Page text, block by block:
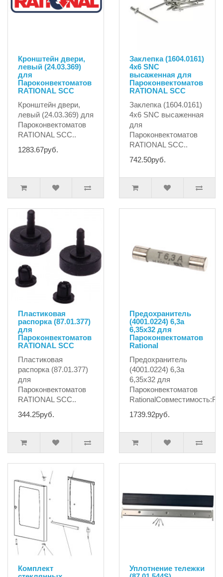
Кронштейн двери,
левый (24.03.369)
для
Пароконвектоматов
RATIONAL SCC
Кронштейн двери,
левый (24.03.369) для
Пароконвектоматов
RATIONAL SCC..
1283.67руб.
Заклепка (1604.0161)
4х6 SNC
высаженная для
Пароконвектоматов
RATIONAL SCC
Заклепка (1604.0161)
4х6 SNC высаженная
для
Пароконвектоматов
RATIONAL SCC..
742.50руб.
Пластиковая
распорка (87.01.377)
для
Пароконвектоматов
RATIONAL SCC
Пластиковая
распорка (87.01.377)
для
Пароконвектоматов
RATIONAL SCC..
344.25руб.
Предохранитель
(4001.0224) 6,3а
6,35х32 для
Пароконвектоматов
Rational
Предохранитель
(4001.0224) 6,3а
6,35х32 для
Пароконвектоматов
1739.92руб.
Комплект
Уплотнение тележки